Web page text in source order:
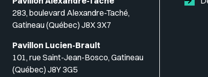
283, boulevard Alexandre-Taché,
Gatineau (Québec) J8X 3X7
Pavillon Lucien-Brault
101, rue Saint-Jean-Bosco, Gatineau
(Québec) J8Y 3G5